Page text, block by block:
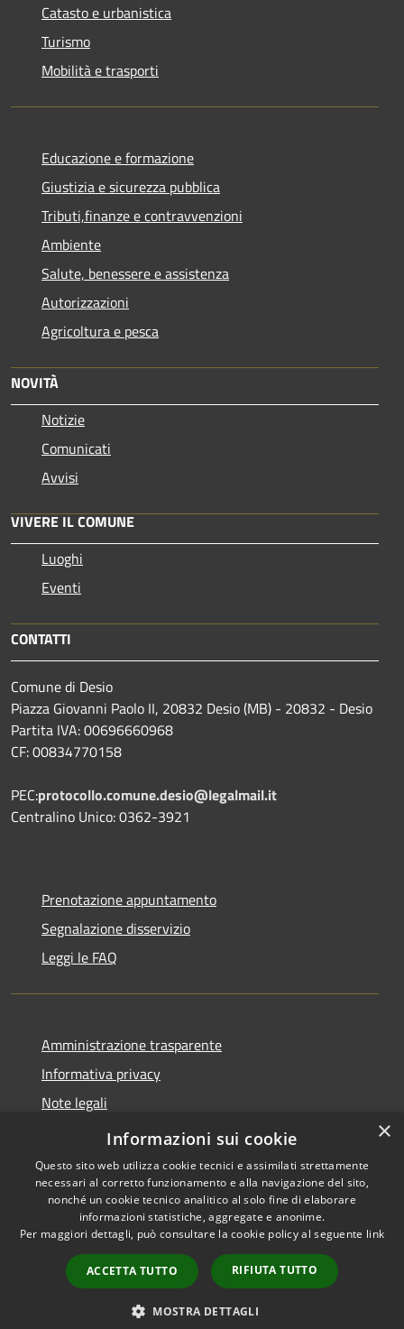
Catasto e urbanistica
Turismo
Mobilità e trasporti
Educazione e formazione
Giustizia e sicurezza pubblica
Tributi,finanze e contravvenzioni
Ambiente
Salute, benessere e assistenza
Autorizzazioni
Agricoltura e pesca
NOVITÀ
Notizie
Comunicati
Avvisi
VIVERE IL COMUNE
Luoghi
Eventi
CONTATTI
Comune di Desio
Piazza Giovanni Paolo II, 20832 Desio (MB) - 20832 - Desio
Partita IVA: 00696660968
CF: 00834770158
PEC:protocollo.comune.desio@legalmail.it
Centralino Unico: 0362-3921
Prenotazione appuntamento
Segnalazione disservizio
Leggi le FAQ
Amministrazione trasparente
Informativa privacy
Note legali
Dichiarazione di accessibilità
Accessibilità
Copyright © 2026 • Comune di
Desio • Powered by
Municipium•
Accesso
redazione
×
Informazioni sui cookie
Questo sito web utilizza cookie tecnici e assimilati strettamente
necessari al corretto funzionamento e alla navigazione del sito,
nonché un cookie tecnico analitico al solo fine di elaborare
informazioni statistiche, aggregate e anonime.
Per maggiori dettagli, può consultare la cookie policy al seguente link
ACCETTA TUTTO RIFIUTA TUTTO
MOSTRA DETTAGLI